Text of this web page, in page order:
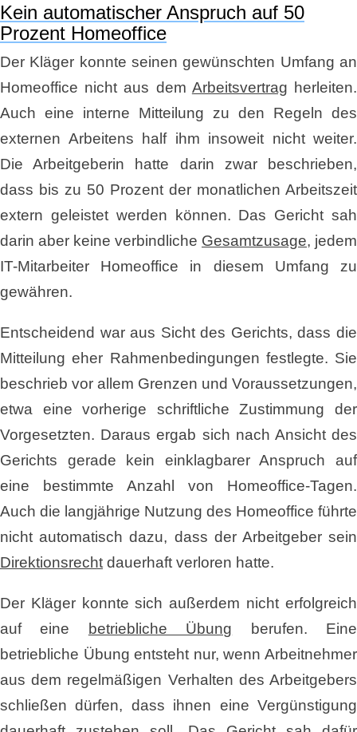
Kein automatischer Anspruch auf 50
Prozent Homeoffice
Der Kläger konnte seinen gewünschten Umfang an
Homeoffice nicht aus dem Arbeitsvertrag herleiten.
Auch eine interne Mitteilung zu den Regeln des
externen Arbeitens half ihm insoweit nicht weiter.
Die Arbeitgeberin hatte darin zwar beschrieben,
dass bis zu 50 Prozent der monatlichen Arbeitszeit
extern geleistet werden können. Das Gericht sah
darin aber keine verbindliche Gesamtzusage, jedem
IT-Mitarbeiter Homeoffice in diesem Umfang zu
gewähren.
Entscheidend war aus Sicht des Gerichts, dass die
Mitteilung eher Rahmenbedingungen festlegte. Sie
beschrieb vor allem Grenzen und Voraussetzungen,
etwa eine vorherige schriftliche Zustimmung der
Vorgesetzten. Daraus ergab sich nach Ansicht des
Gerichts gerade kein einklagbarer Anspruch auf
eine bestimmte Anzahl von Homeoffice-Tagen.
Auch die langjährige Nutzung des Homeoffice führte
nicht automatisch dazu, dass der Arbeitgeber sein
Direktionsrecht dauerhaft verloren hatte.
Der Kläger konnte sich außerdem nicht erfolgreich
auf eine
betriebliche Übung berufen. Eine
betriebliche Übung entsteht nur, wenn Arbeitnehmer
aus dem regelmäßigen Verhalten des Arbeitgebers
schließen dürfen, dass ihnen eine Vergünstigung